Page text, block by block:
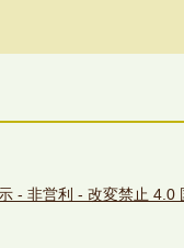
- 非営利 - 改変禁止 4.0